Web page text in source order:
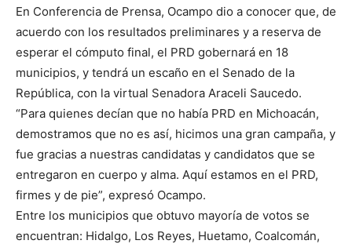
En Conferencia de Prensa, Ocampo dio a conocer que, de
acuerdo con los resultados preliminares y a reserva de
esperar el cómputo final, el PRD gobernará en 18
municipios, y tendrá un escaño en el Senado de la
República, con la virtual Senadora Araceli Saucedo.
“Para quienes decían que no había PRD en Michoacán,
demostramos que no es así, hicimos una gran campaña, y
fue gracias a nuestras candidatas y candidatos que se
entregaron en cuerpo y alma. Aquí estamos en el PRD,
firmes y de pie”, expresó Ocampo.
Entre los municipios que obtuvo mayoría de votos se
encuentran: Hidalgo, Los Reyes, Huetamo, Coalcomán,